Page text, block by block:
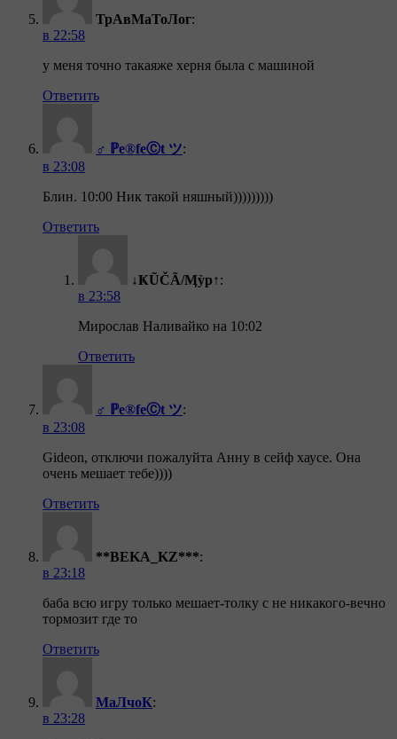
ТрАвМаТоЛог:
в 22:58
у меня точно такаяже херня была с машиной
Ответить
♂ ℙe®feⒸt ツ:
в 23:08
Блин. 10:00 Ник такой няшный)))))))))
Ответить
↓ҜŨČÃ/Ӎỳр↑:
в 23:58
Мирослав Наливайко на 10:02
Ответить
♂ ℙe®feⒸt ツ:
в 23:08
Gideon, отключи пожалуйта Анну в сейф хаусе. Она
очень мешает тебе))))
Ответить
**BEKA_KZ***:
в 23:18
баба всю игру только мешает-толку с не никакого-вечно
тормозит где то
Ответить
МаЛчоК:
в 23:28